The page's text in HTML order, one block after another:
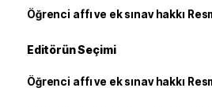
Öğrenci affı ve ek sınav hakkı
Editörün Seçimi
Öğrenci affı ve ek sınav hakkı